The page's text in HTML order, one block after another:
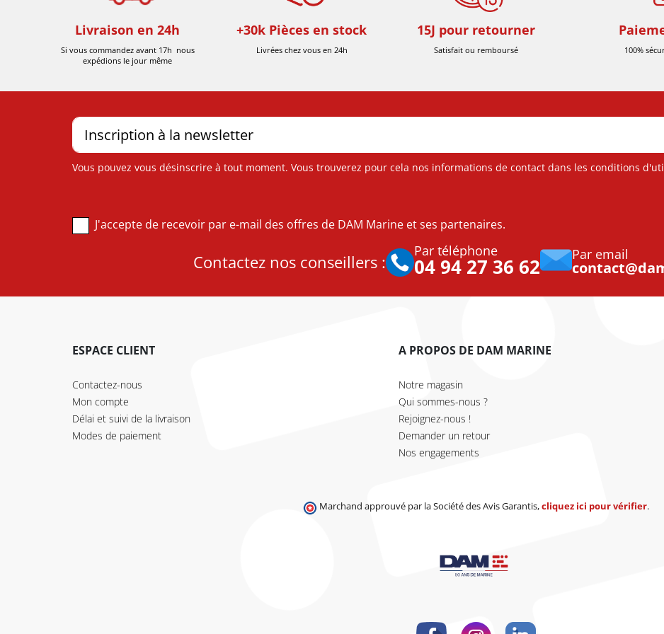
Livraison en 24h
Si vous commandez avant 17h nous
expédions le jour même
+30k Pièces en stock
Livrées chez vous en 24h
15J pour retourner
Satisfait ou remboursé 100%
Vous pouvez vous désinscrire à tout moment. Vous trouverez pour cela nos informations de contact dans les conditions
J'accepte de recevoir par e-mail des offres de DAM Marine et ses partenaires.
Contactez nos conseillers :
Par téléphone
04 94 27 36 62 Par email
ESPACE CLIENT
Contactez-nous
Mon compte
Délai et suivi de la livraison
Modes de paiement
A PROPOS DE DAM MARINE
Notre magasin
Qui sommes-nous ?
Rejoignez-nous !
Demander un retour
Nos engagements
Marchand approuvé par la Société des Avis Garantis,cliquez ici pour vérifier.